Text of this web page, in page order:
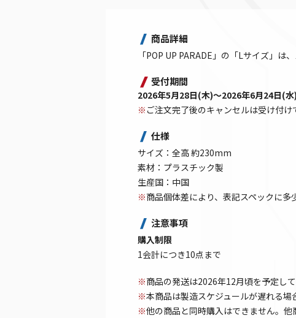
商品詳細
「POP UP PARADE」の「Lサイズ」
受付期間
2026年5月28日(木)～2026年6月24日(
※ ご注文完了後のキャンセルは受け付け
仕様
サイズ：全高 約230mm
素材：プラスチック製
生産国：中国
※商品個体差により、表記スペックに多
注意事項
購入制限
1会計につき10点まで
※商品の発送は2026年12月頃を予定して
※本商品は製造スケジュールが遅れる
※他の商品と同時購入はできません。